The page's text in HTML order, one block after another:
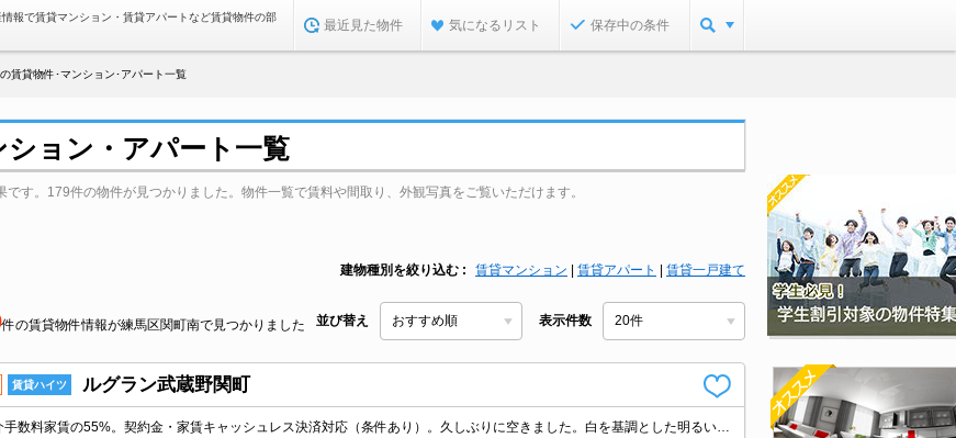
報で賃貸マンション・賃貸アパートなど賃貸物件の部
最近見た物件 気になるリスト 保存中の条件
賃貸物件･マンション･アパート一覧
ョン・アパート一覧
す。179件の物件が見つかりました。物件一覧で賃料や間取り、外観写真をご覧いただけます。
建物種別を絞り込む 賃貸マンション 賃貸アパート 賃貸一戸建て
件の賃貸物件情報が練馬区関町南で見つかりました 並び替え 表示件数
賃貸ハイツ ルグラン武蔵野関町